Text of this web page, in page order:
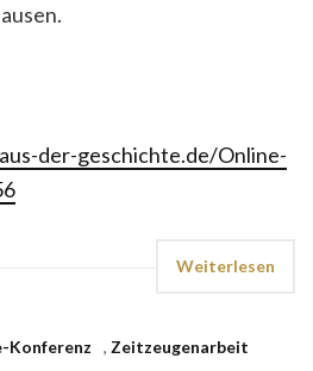
der-geschichte.de/Online-
Weiterlesen
Konferenz , Zeitzeugenarbeit